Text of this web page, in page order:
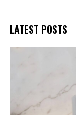
LATEST POSTS